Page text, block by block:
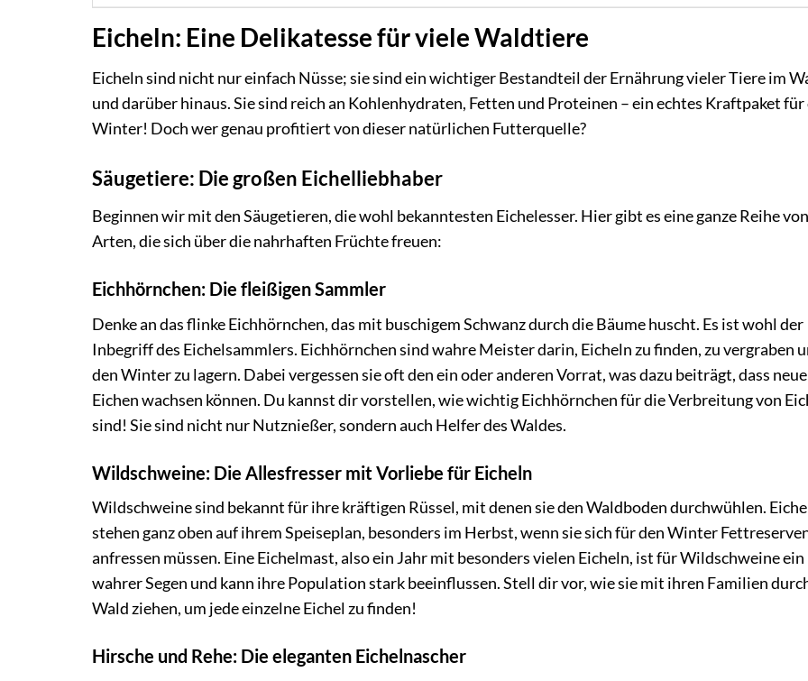
Eicheln: Eine Delikatesse für viele Waldtiere
Eicheln sind nicht nur einfach Nüsse; sie sind ein wichtiger Bestandteil der Ernährung vieler Tiere im
und darüber hinaus. Sie sind reich an Kohlenhydraten, Fetten und Proteinen – ein echtes Kraftpaket für
Winter! Doch wer genau profitiert von dieser natürlichen Futterquelle?
Säugetiere: Die großen Eichelliebhaber
Beginnen wir mit den Säugetieren, die wohl bekanntesten Eichelesser. Hier gibt es eine ganze Reihe von
Arten, die sich über die nahrhaften Früchte freuen:
Eichhörnchen: Die fleißigen Sammler
Denke an das flinke Eichhörnchen, das mit buschigem Schwanz durch die Bäume huscht. Es ist wohl der
Inbegriff des Eichelsammlers. Eichhörnchen sind wahre Meister darin, Eicheln zu finden, zu vergraben
den Winter zu lagern. Dabei vergessen sie oft den ein oder anderen Vorrat, was dazu beiträgt, dass neue
Eichen wachsen können. Du kannst dir vorstellen, wie wichtig Eichhörnchen für die Verbreitung von
sind! Sie sind nicht nur Nutznießer, sondern auch Helfer des Waldes.
Wildschweine: Die Allesfresser mit Vorliebe für Eicheln
Wildschweine sind bekannt für ihre kräftigen Rüssel, mit denen sie den Waldboden durchwühlen.
stehen ganz oben auf ihrem Speiseplan, besonders im Herbst, wenn sie sich für den Winter
anfressen müssen. Eine Eichelmast, also ein Jahr mit besonders vielen Eicheln, ist für Wildschweine ein
wahrer Segen und kann ihre Population stark beeinflussen. Stell dir vor, wie sie mit ihren Familien
Wald ziehen, um jede einzelne Eichel zu finden!
Hirsche und Rehe: Die eleganten Eichelnascher